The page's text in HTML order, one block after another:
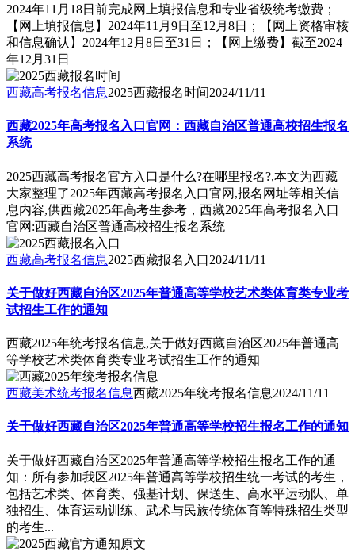
2024年11月18日前完成网上填报信息和专业省级统考缴费；
【网上填报信息】2024年11月9日至12月8日；【网上资格审核
和信息确认】2024年12月8日至31日；【网上缴费】截至2024
年12月31日
西藏高考报名信息2025西藏报名时间2024/11/11
西藏2025年高考报名入口官网：西藏自治区普通高校招生报名
系统
2025西藏高考报名官方入口是什么?在哪里报名?,本文为西藏
大家整理了2025年西藏高考报名入口官网,报名网址等相关信
息内容,供西藏2025年高考生参考，西藏2025年高考报名入口
官网:西藏自治区普通高校招生报名系统
西藏高考报名信息2025西藏报名入口2024/11/11
关于做好西藏自治区2025年普通高等学校艺术类体育类专业考
试招生工作的通知
西藏2025年统考报名信息,关于做好西藏自治区2025年普通高
等学校艺术类体育类专业考试招生工作的通知
西藏美术统考报名信息西藏2025年统考报名信息2024/11/11
关于做好西藏自治区2025年普通高等学校招生报名工作的通知
关于做好西藏自治区2025年普通高等学校招生报名工作的通
知：所有参加我区2025年普通高等学校招生统一考试的考生，
包括艺术类、体育类、强基计划、保送生、高水平运动队、单
独招生、体育运动训练、武术与民族传统体育等特殊招生类型
的考生...